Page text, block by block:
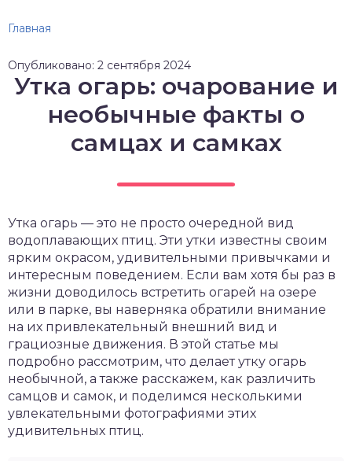
Главная
Опубликовано: 2 сентября 2024
Утка огарь: очарование и
необычные факты о
самцах и самках
Утка огарь — это не просто очередной вид
водоплавающих птиц. Эти утки известны своим
ярким окрасом, удивительными привычками и
интересным поведением. Если вам хотя бы раз в
жизни доводилось встретить огарей на озере
или в парке, вы наверняка обратили внимание
на их привлекательный внешний вид и
грациозные движения. В этой статье мы
подробно рассмотрим, что делает утку огарь
необычной, а также расскажем, как различить
самцов и самок, и поделимся несколькими
увлекательными фотографиями этих
удивительных птиц.